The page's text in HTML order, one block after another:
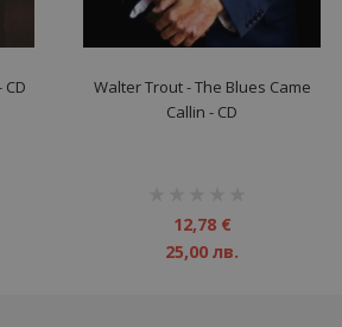
Walter Trout ‎- The Blues Came
Callin - CD
12,78 €
25,00 лв.